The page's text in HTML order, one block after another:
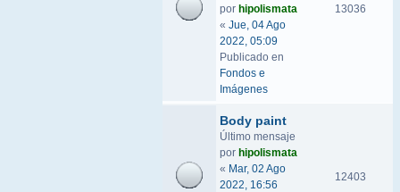
por hipolismata
« Jue, 04 Ago
2022, 05:09
Publicado en
Fondos e
Imágenes
13036
Body paint
Último mensaje
por hipolismata
« Mar, 02 Ago
2022, 16:56
12403